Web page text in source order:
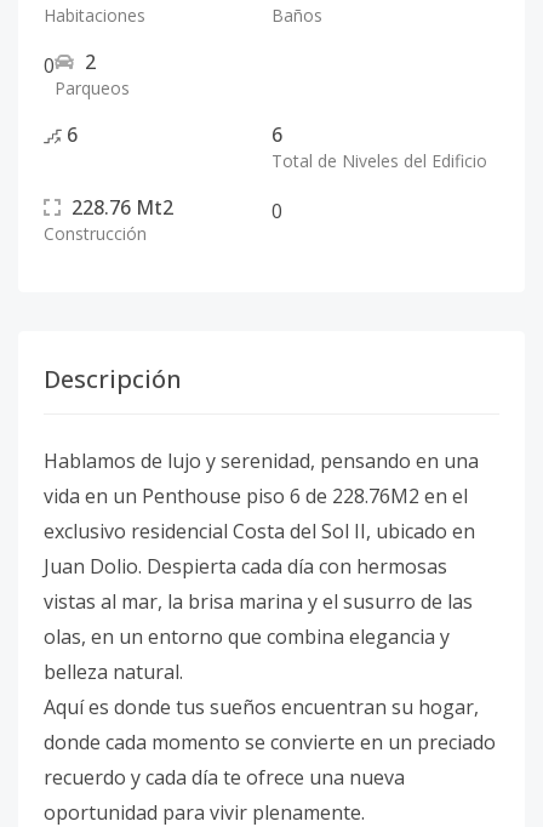
Habitaciones Baños
0 2
Parqueos
6 6
Total de Niveles del Edificio
228.76 Mt2
Construcción
0
Descripción
Hablamos de lujo y serenidad, pensando en una
vida en un Penthouse piso 6 de 228.76M2 en el
exclusivo residencial Costa del Sol II, ubicado en
Juan Dolio. Despierta cada día con hermosas
vistas al mar, la brisa marina y el susurro de las
olas, en un entorno que combina elegancia y
belleza natural.
Aquí es donde tus sueños encuentran su hogar,
donde cada momento se convierte en un preciado
recuerdo y cada día te ofrece una nueva
oportunidad para vivir plenamente.